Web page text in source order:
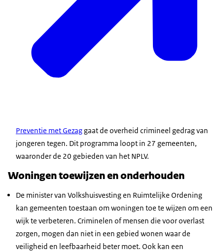
Preventie met Gezaggaat de overheid crimineel gedrag van
jongeren tegen. Dit programma loopt in 27 gemeenten,
waaronder de 20 gebieden van het NPLV.
Woningen toewijzen en onderhouden
De minister van Volkshuisvesting en Ruimtelijke Ordening
kan gemeenten toestaan om woningen toe te wijzen om een
wijk te verbeteren. Criminelen of mensen die voor overlast
zorgen, mogen dan niet in een gebied wonen waar de
veiligheid en leefbaarheid beter moet. Ook kan een